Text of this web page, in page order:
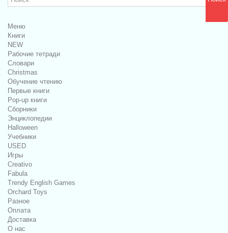
Меню
Книги
NEW
Рабочие тетради
Словари
Christmas
Обучение чтению
Первые книги
Pop-up книги
Сборники
Энциклопедии
Halloween
Учебники
USED
Игры
Creativo
Fabula
Trendy English Games
Orchard Toys
Разное
Оплата
Доставка
О нас